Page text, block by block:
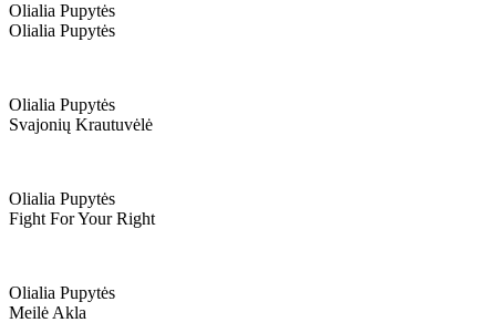
Olialia Pupytės
Olialia Pupytės
Olialia Pupytės
Svajonių Krautuvėlė
Olialia Pupytės
Fight For Your Right
Olialia Pupytės
Meilė Akla